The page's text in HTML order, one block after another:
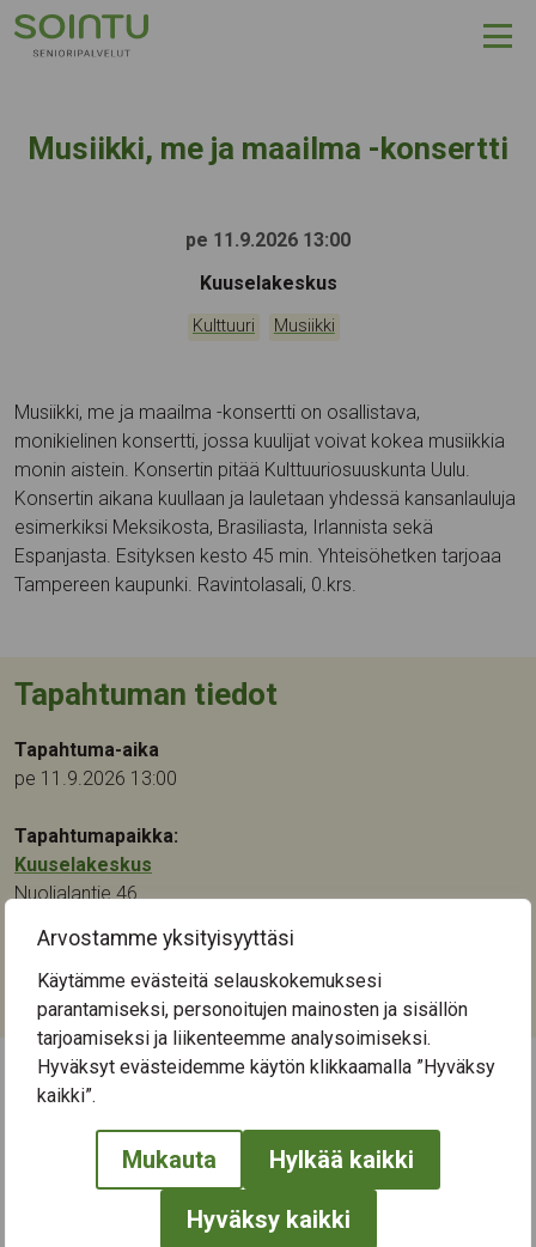
Arvostamme yksityisyyttäsi
Käytämme evästeitä selauskokemuksesi
parantamiseksi, personoitujen mainosten ja sisällön
tarjoamiseksi ja liikenteemme analysoimiseksi.
Hyväksyt evästeidemme käytön klikkaamalla ”Hyväksy
kaikki”.
Mukauta Hylkää kaikki
Hyväksy kaikki
Hyppää sisältöön
Musiikki, me ja maailma -konsertti
pe 11.9.2026 13:00
Tapahtumapaikka:
Kuuselakeskus
Kategoriat:
Kulttuuri Musiikki
Musiikki, me ja maailma -konsertti on osallistava,
monikielinen konsertti, jossa kuulijat voivat kokea musiikkia
monin aistein. Konsertin pitää Kulttuuriosuuskunta Uulu.
Konsertin aikana kuullaan ja lauletaan yhdessä kansanlauluja
esimerkiksi Meksikosta, Brasiliasta, Irlannista sekä
Espanjasta. Esityksen kesto 45 min. Yhteisöhetken tarjoaa
Tampereen kaupunki. Ravintolasali, 0.krs.
Tapahtuman tiedot
Tapahtuma-aika
pe 11.9.2026 13:00
Tapahtumapaikka:
Kuuselakeskus
Nuolialantie 46
Kategoriat:
Kulttuuri,Musiikki